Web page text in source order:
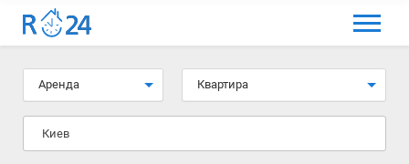
МЕНЮ
Выбрать язык
Избранные объявления
Аренда Квартира
Киев